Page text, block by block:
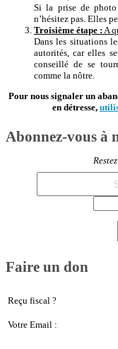
Si la prise de photo
n’hésitez pas. Elles
Troisième étape : A
Dans les situations
autorités, car elles
conseillé de se
comme la nôtre.
Pour nous signaler un
en détresse,
Abonnez-vous à
Faire un don
Reçu fiscal ?
Votre Email :